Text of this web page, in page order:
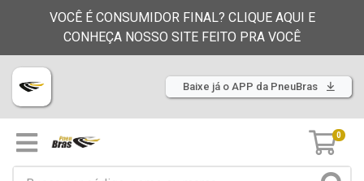
VOCÊ É CONSUMIDOR FINAL? CLIQUE AQUI E
CONHEÇA NOSSO SITE FEITO PRA VOCÊ
Baixe já o APP da PneuBras
0